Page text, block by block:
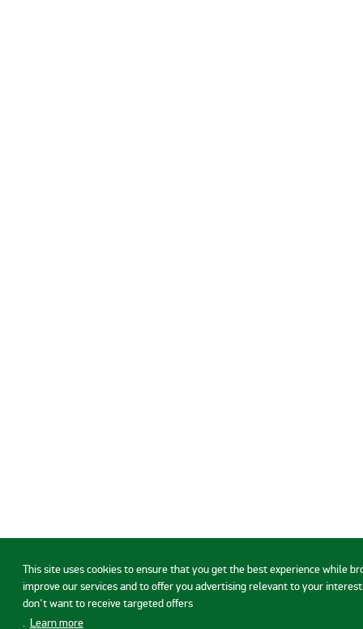
This site uses cookies to ensure that you get the best experience while
improve our services and to offer you advertising relevant to your
don't want to receive targeted offers
. Learn more